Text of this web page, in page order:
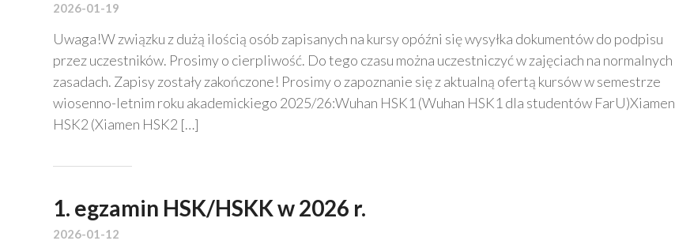
2026-01-19
Uwaga!W związku z dużą ilością osób zapisanych na kursy opóźni się wysyłka dokumentów do podpisu
przez uczestników. Prosimy o cierpliwość. Do tego czasu można uczestniczyć w zajęciach na normalnych
zasadach. Zapisy zostały zakończone! Prosimy o zapoznanie się z aktualną ofertą kursów w semestrze
wiosenno-letnim roku akademickiego 2025/26:Wuhan HSK1 (Wuhan HSK1 dla studentów FarU)Xiamen
HSK2 (Xiamen HSK2 […]
1. egzamin HSK/HSKK w 2026 r.
2026-01-12